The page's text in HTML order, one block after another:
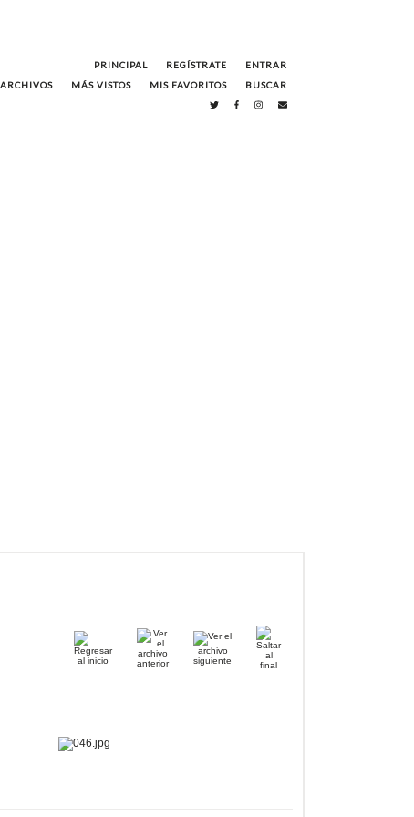
PRINCIPAL REGÍSTRATE
ENTRAR
MÁS VISTOS MIS FAVORITOS BUSCAR